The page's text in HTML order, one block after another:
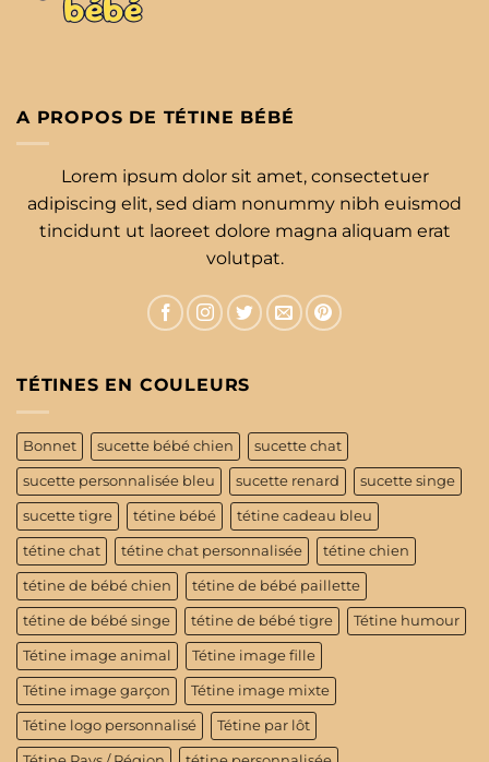
A PROPOS DE TÉTINE BÉBÉ
Lorem ipsum dolor sit amet, consectetuer
adipiscing elit, sed diam nonummy nibh euismod
tincidunt ut laoreet dolore magna aliquam erat
volutpat.
TÉTINES EN COULEURS
Bonnet sucette bébé chien sucette chat
sucette personnalisée bleu sucette renard sucette singe
sucette tigre tétine bébé tétine cadeau bleu
tétine chat tétine chat personnalisée tétine chien
tétine de bébé chien tétine de bébé paillette
tétine de bébé singe tétine de bébé tigre Tétine humour
Tétine image animal Tétine image fille
Tétine image garçon Tétine image mixte
Tétine logo personnalisé Tétine par lôt